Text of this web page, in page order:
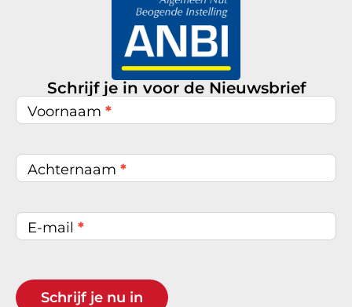
Schrijf je in voor de Nieuwsbrief
Nieuwsbrief
inschrijven
Voornaam *
Achternaam *
E-mail *
Schrijf je nu in